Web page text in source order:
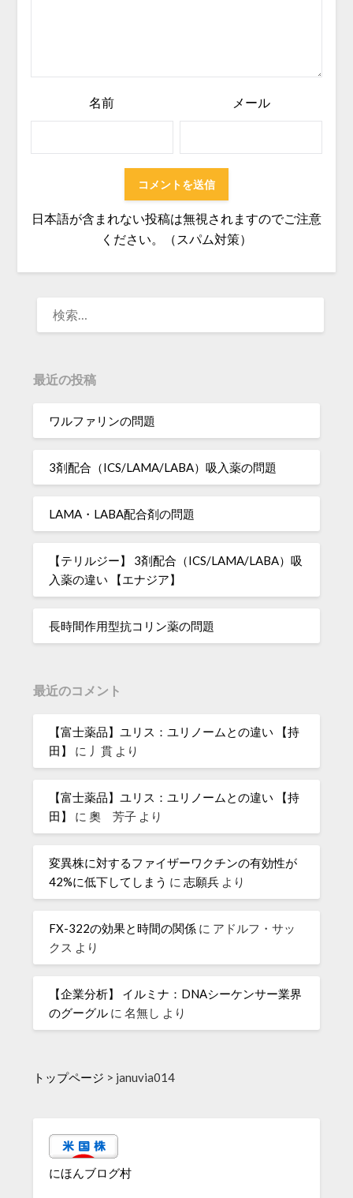
名前 メール
日本語が含まれない投稿は無視されますのでご注意
ください。（スパム対策）
最近の投稿
ワルファリンの問題
3剤配合（ICS/LAMA/LABA）吸入薬の問題
LAMA・LABA配合剤の問題
【テリルジー】 3剤配合（ICS/LAMA/LABA）吸
入薬の違い 【エナジア】
長時間作用型抗コリン薬の問題
最近のコメント
【富士薬品】ユリス：ユリノームとの違い 【持
田】
に 丿貫 より
【富士薬品】ユリス：ユリノームとの違い 【持
田】
に奧 芳子 より
変異株に対するファイザーワクチンの有効性が
42%に低下してしまう に志願兵 より
FX-322の効果と時間の関係 に アドルフ・サッ
クス より
【企業分析】 イルミナ：DNAシーケンサー業界
のグーグル に名無し より
トップページ > januvia014
にほんブログ村